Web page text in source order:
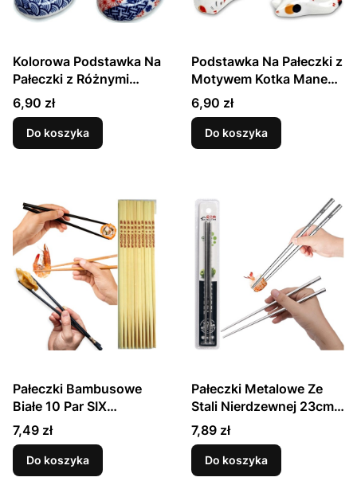
Kolorowa Podstawka Na
Pałeczki z Różnymi
Wzorami EMRO
AZIATICA
Cena
6,90 zł
Do koszyka
Podstawka Na Pałeczki z
Motywem Kotka Maneki-
Neko EMRO AZIATICA
Cena
6,90 zł
Do koszyka
Pałeczki Bambusowe
Białe 10 Par SIX
FORTUNE
Cena
7,49 zł
Do koszyka
Pałeczki Metalowe Ze
Stali Nierdzewnej 23cm
JIA ZHI DIAN
Cena
7,89 zł
Do koszyka